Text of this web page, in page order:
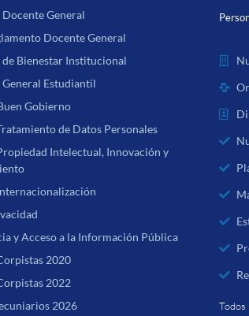
General
Docente General
de Bienestar Institucional
General Estudiantil
Gobierno
de Datos Personales
Intelectual, Innovación y
y Acceso a la Información Pública
2020
2022
2026